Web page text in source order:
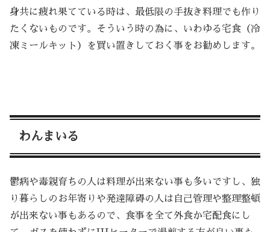
身共に疲れ果てている時は、最低限の手抜き料理でも作り
たくないものです。そういう時の為に、いわゆる宅食（冷
凍ミールキット）を買い置きしておく事をお勧めします。
わんまいる
鬱病や毒親育ちの人は料理が出来ない事も多いですし、独
り暮らしのお年寄りや発達障碍の人は自己管理や整理整頓
が出来ない事もあるので、食事を全て外食か宅配食にし